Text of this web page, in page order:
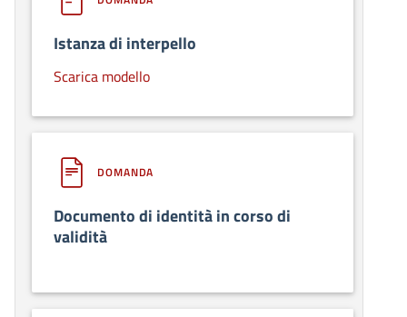
Istanza di interpello
Scarica modello
DOMANDA
Documento di identità in corso di
validità